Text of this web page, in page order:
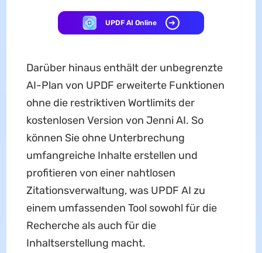
UPDF AI Online
Darüber hinaus enthält der unbegrenzte
AI-Plan von UPDF erweiterte Funktionen
ohne die restriktiven Wortlimits der
kostenlosen Version von Jenni AI. So
können Sie ohne Unterbrechung
umfangreiche Inhalte erstellen und
profitieren von einer nahtlosen
Zitationsverwaltung, was UPDF AI zu
einem umfassenden Tool sowohl für die
Recherche als auch für die
Inhaltserstellung macht.